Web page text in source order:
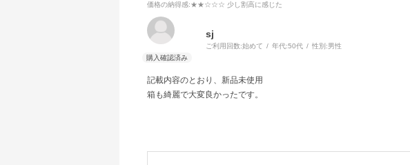
価格の納得感:★★☆☆☆ 少し割高に感じた
sj
ご利用回数:始めて 年代:50代 性別:男性
記載内容のとおり、新品未使用
箱も綺麗で大変良かったです。